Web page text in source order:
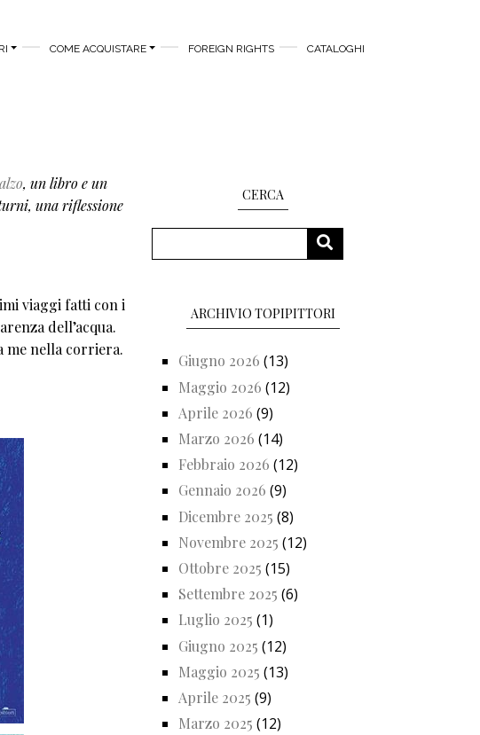
COME ACQUISTARE FOREIGN RIGHTS CATALOGHI
, un libro e un
una riflessione
viaggi fatti con i
dell’acqua.
me nella corriera.
CERCA
CERCA
ARCHIVIO TOPIPITTORI
Giugno 2026 (13)
Maggio 2026 (12)
Aprile 2026 (9)
Marzo 2026 (14)
Febbraio 2026 (12)
Gennaio 2026 (9)
Dicembre 2025 (8)
Novembre 2025 (12)
Ottobre 2025 (15)
Settembre 2025 (6)
Luglio 2025 (1)
Giugno 2025 (12)
Maggio 2025 (13)
Aprile 2025 (9)
Marzo 2025 (12)